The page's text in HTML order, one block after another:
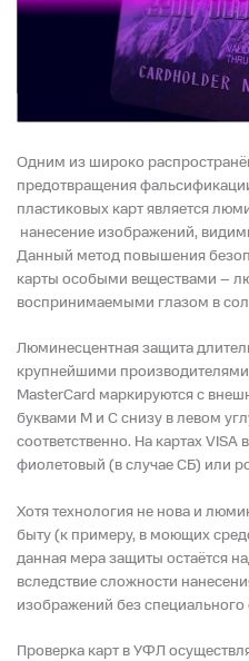
Одним из широко
предотвращения
пластиковых карт является
нанесение изображений,
Данный метод повышения
карты особыми веществами –
воспринимаемыми глазом в
Люминесцентная защита
крупнейшими производителями
MasterCard маркируются с
буквами M и C снизу в левом
соответственно. На картах
фиолетовый (в случае СБ) или
Хотя технология не нова и
быту (к примеру, в моющих
данная мера защиты остаётся
вследствие сложности
изображений без специального
Проверка карт в УФЛ